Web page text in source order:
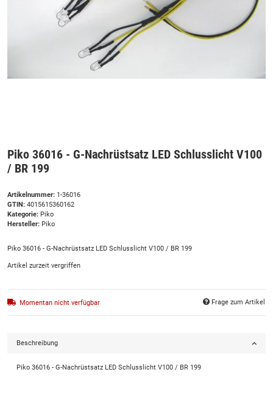
Piko 36016 - G-Nachrüstsatz LED Schlusslicht V100
/ BR 199
Artikelnummer: 1-36016
GTIN: 4015615360162
Kategorie: Piko
Hersteller: Piko
Piko 36016 - G-Nachrüstsatz LED Schlusslicht V100 / BR 199
Artikel zurzeit vergriffen
Momentan nicht verfügbar Frage zum Artikel
Beschreibung
Piko 36016 - G-Nachrüstsatz LED Schlusslicht V100 / BR 199